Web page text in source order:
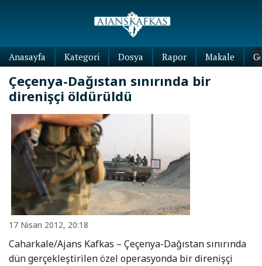
Anasayfa Kategori Dosya Rapor Makale
Çeçenya-Dağıstan sınırında bir
direnişçi öldürüldü
17 Nisan 2012, 20:18
Caharkale/Ajans Kafkas – Çeçenya-Dağıstan sınırında
dün gerçekleştirilen özel operasyonda bir direnişçi